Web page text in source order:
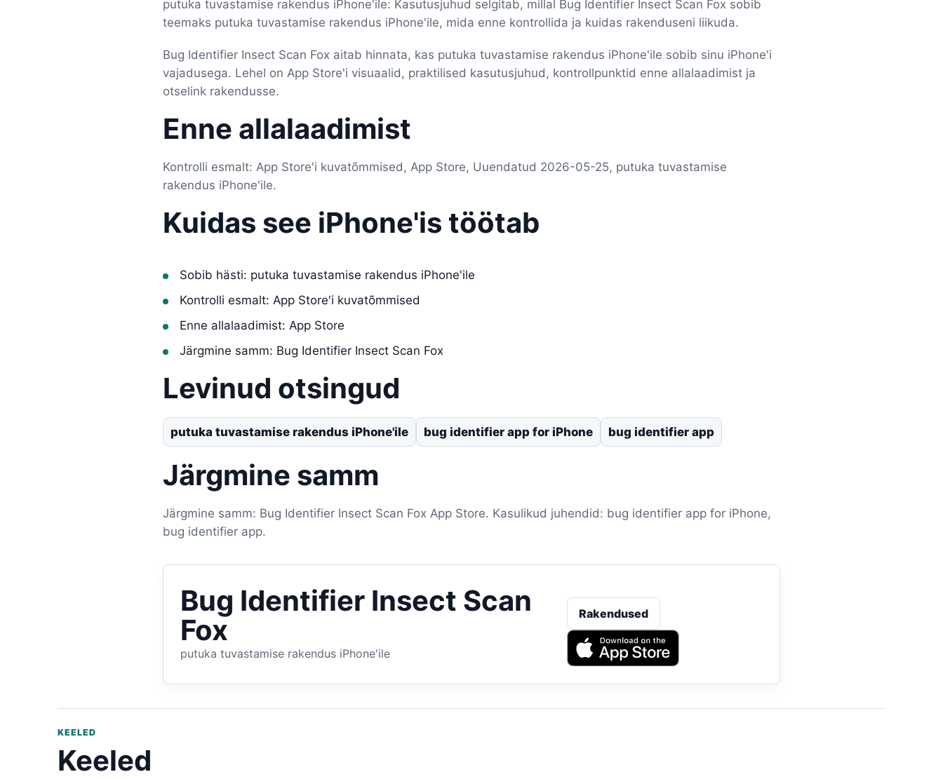
putuka tuvastamise rakendus iPhone'ile: Kasutusjuhud selgitab, millal Bug Identifier Insect Scan Fox sobib
teemaks putuka tuvastamise rakendus iPhone'ile, mida enne kontrollida ja kuidas rakenduseni liikuda.
Bug Identifier Insect Scan Fox aitab hinnata, kas putuka tuvastamise rakendus iPhone'ile sobib sinu iPhone'i
vajadusega. Lehel on App Store'i visuaalid, praktilised kasutusjuhud, kontrollpunktid enne allalaadimist ja
otselink rakendusse.
Enne allalaadimist
Kontrolli esmalt: App Store'i kuvatõmmised, App Store, Uuendatud 2026-05-25, putuka tuvastamise
rakendus iPhone'ile.
Kuidas see iPhone'is töötab
Sobib hästi: putuka tuvastamise rakendus iPhone'ile
Kontrolli esmalt: App Store'i kuvatõmmised
Enne allalaadimist: App Store
Järgmine samm: Bug Identifier Insect Scan Fox
Levinud otsingud
putuka tuvastamise rakendus iPhone'ile bug identifier app for iPhone bug identifier app
Järgmine samm
Järgmine samm: Bug Identifier Insect Scan Fox App Store. Kasulikud juhendid: bug identifier app for iPhone,
bug identifier app.
Bug Identifier Insect Scan
Fox
putuka tuvastamise rakendus iPhone'ile
Rakendused
KEELED
Keeled